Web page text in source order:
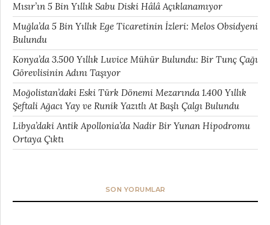
Mısır’ın 5 Bin Yıllık Sabu Diski Hâlâ Açıklanamıyor
Muğla’da 5 Bin Yıllık Ege Ticaretinin İzleri: Melos Obsidyeni
Bulundu
Konya’da 3.500 Yıllık Luvice Mühür Bulundu: Bir Tunç Çağı
Görevlisinin Adını Taşıyor
Moğolistan’daki Eski Türk Dönemi Mezarında 1.400 Yıllık
Şeftali Ağacı Yay ve Runik Yazıtlı At Başlı Çalgı Bulundu
Libya’daki Antik Apollonia’da Nadir Bir Yunan Hipodromu
Ortaya Çıktı
SON YORUMLAR